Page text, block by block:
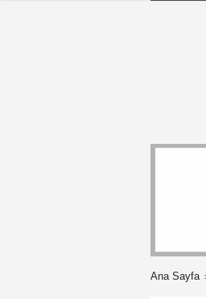
Ana Sayfa